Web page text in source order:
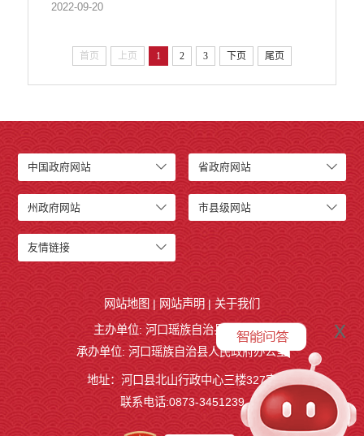
2022-09-20
首页 上页 1 2 3 下页 尾页
中国政府网站 省政府网站
州政府网站 市县级网站
友情链接
网站地图 | 网站声明 | 关于我们
主办单位: 河口瑶族自治县人民政府
承办单位: 河口瑶族自治县人民政府办公室
地址：河口县北山行政中心三楼327室
联系电话:0873-3451239
x